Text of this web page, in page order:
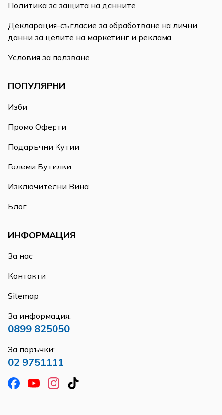
Политика за защита на данните
Декларация-съгласие за обработване на лични
данни за целите на маркетинг и реклама
Условия за ползване
ПОПУЛЯРНИ
Изби
Промо Оферти
Подаръчни Кутии
Големи Бутилки
Изключителни Вина
Блог
ИНФОРМАЦИЯ
За нас
Контакти
Sitemap
За информация:
0899 825050
За поръчки:
02 9751111